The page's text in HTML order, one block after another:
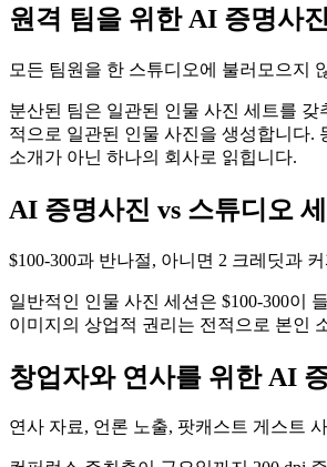
원격 팀을 위한 AI 증명사진
모든 팀원을 한 스튜디오에 불러모으지
분산된 팀은 일관된 인물 사진 세트를
적으로 일관된 인물 사진을 생성합니다.
소개가 아닌 하나의 회사로 읽힙니다.
AI 증명사진 vs 스튜디오
$100-300과 반나절, 아니면 2 크레딧과
일반적인 인물 사진 세션은 $100-300이
이미지의 상업적 권리는 전적으로 본인
창업자와 연사를 위한 AI
연사 자료, 언론 노출, 팟캐스트 게스트